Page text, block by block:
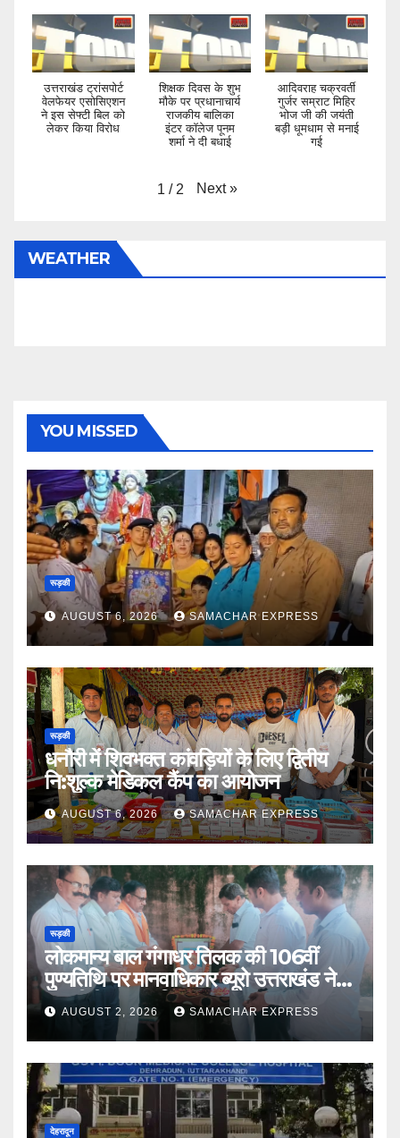
उत्तराखंड ट्रांसपोर्ट
वेलफेयर एसोसिएशन
ने इस सेफ्टी बिल को
लेकर किया विरोध
शिक्षक दिवस के शुभ
मौके पर प्रधानाचार्य
राजकीय बालिका
इंटर कॉलेज पूनम
शर्मा ने दी बधाई
आदिवराह चक्रवर्ती
गुर्जर सम्राट मिहिर
भोज जी की जयंती
बड़ी धूमधाम से मनाई
गई
1 / 2 Next »
WEATHER
YOU MISSED
रूड़की
AUGUST 6, 2026 SAMACHAR EXPRESS
रूड़की
धनौरी में शिवभक्त कांवड़ियों के लिए द्वितीय
नि:शुल्क मेडिकल कैंप का आयोजन
AUGUST 6, 2026 SAMACHAR EXPRESS
रूड़की
लोकमान्य बाल गंगाधर तिलक की 106वीं
पुण्यतिथि पर मानवाधिकार ब्यूरो उत्तराखंड ने दी
भावभीनी श्रद्धांजलि
AUGUST 2, 2026 SAMACHAR EXPRESS
देहरादून